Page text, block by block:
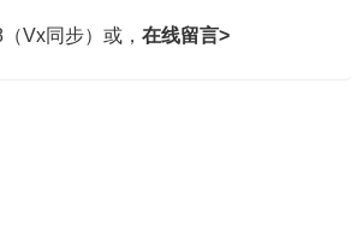
Vx同步）或， 在线留言>